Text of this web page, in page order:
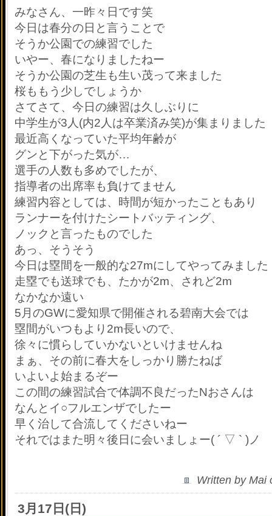
みなさん、一昨々日です笑
今日は春分の日と言うことで
そうか公園での練習でした
いやー、春になりましたねー
そうか公園の芝生も生い茂って来ました
桜ももう少しでしょうか
さてさて、今日の練習は久しぶりに
中学生が3人(内2人は卒業済み笑)が集まりました
最近高くなっていた平均年齢が
グンと下がった気が…
選手の人数も多めでしたが、
指導者の出席率も負けてません
練習内容としては、時間が短かったこともあり
ランナーを付けたシートバッティング、
ノックと言ったものでした
あっ、そうそう
今日は塁間を一般的な27mにしてやってみました
走塁でも送球でも、たかが2m、されど2m
なかなか遠い
5月のGWに愛知県で開催される碧南大会では
塁間がいつもより2m長いので、
徐々に慣らしていかないといけませんね
まぁ、その前に春大をしっかり勝たねば
いよいよ始まるぞー
この間の練習試合で体調不良だったNおさんは
なんとイ○フルエンザでしたー
早く治して合流してくださいねー
それではまた明々後日に会いましょー( ´ ▽ ` )ノ
Written by Mai
3月17日(日)